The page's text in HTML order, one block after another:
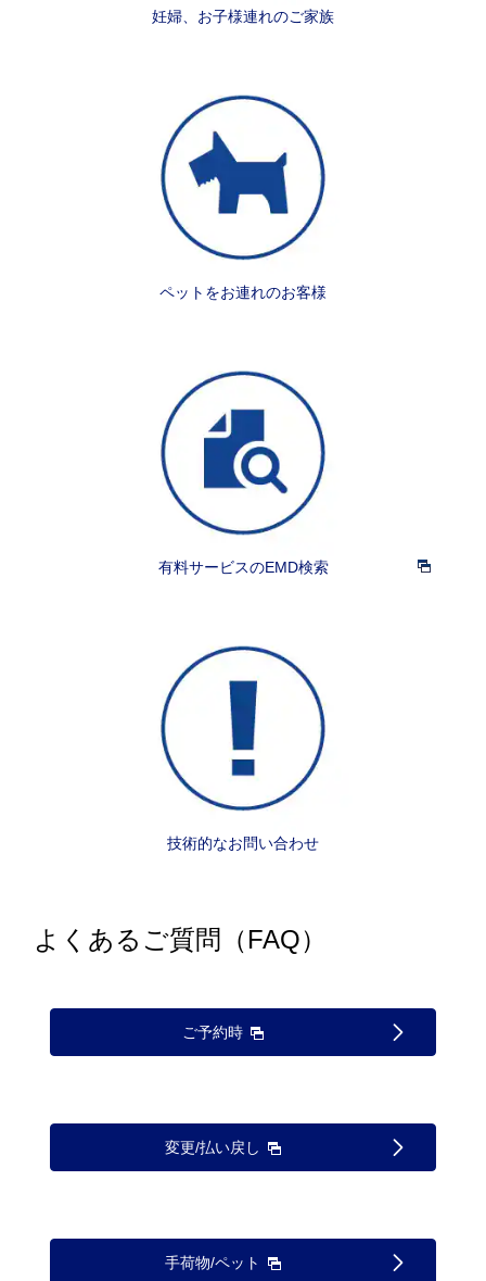
妊婦、お子様連れのご家族
ペットをお連れのお客様
有料サービスのEMD検索
技術的なお問い合わせ
よくあるご質問（FAQ）
ご予約時
変更/払い戻し
手荷物/ペット